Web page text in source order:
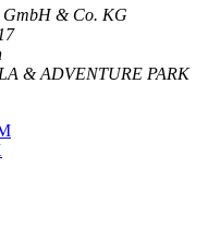
& Co. KG
& ADVENTURE PARK